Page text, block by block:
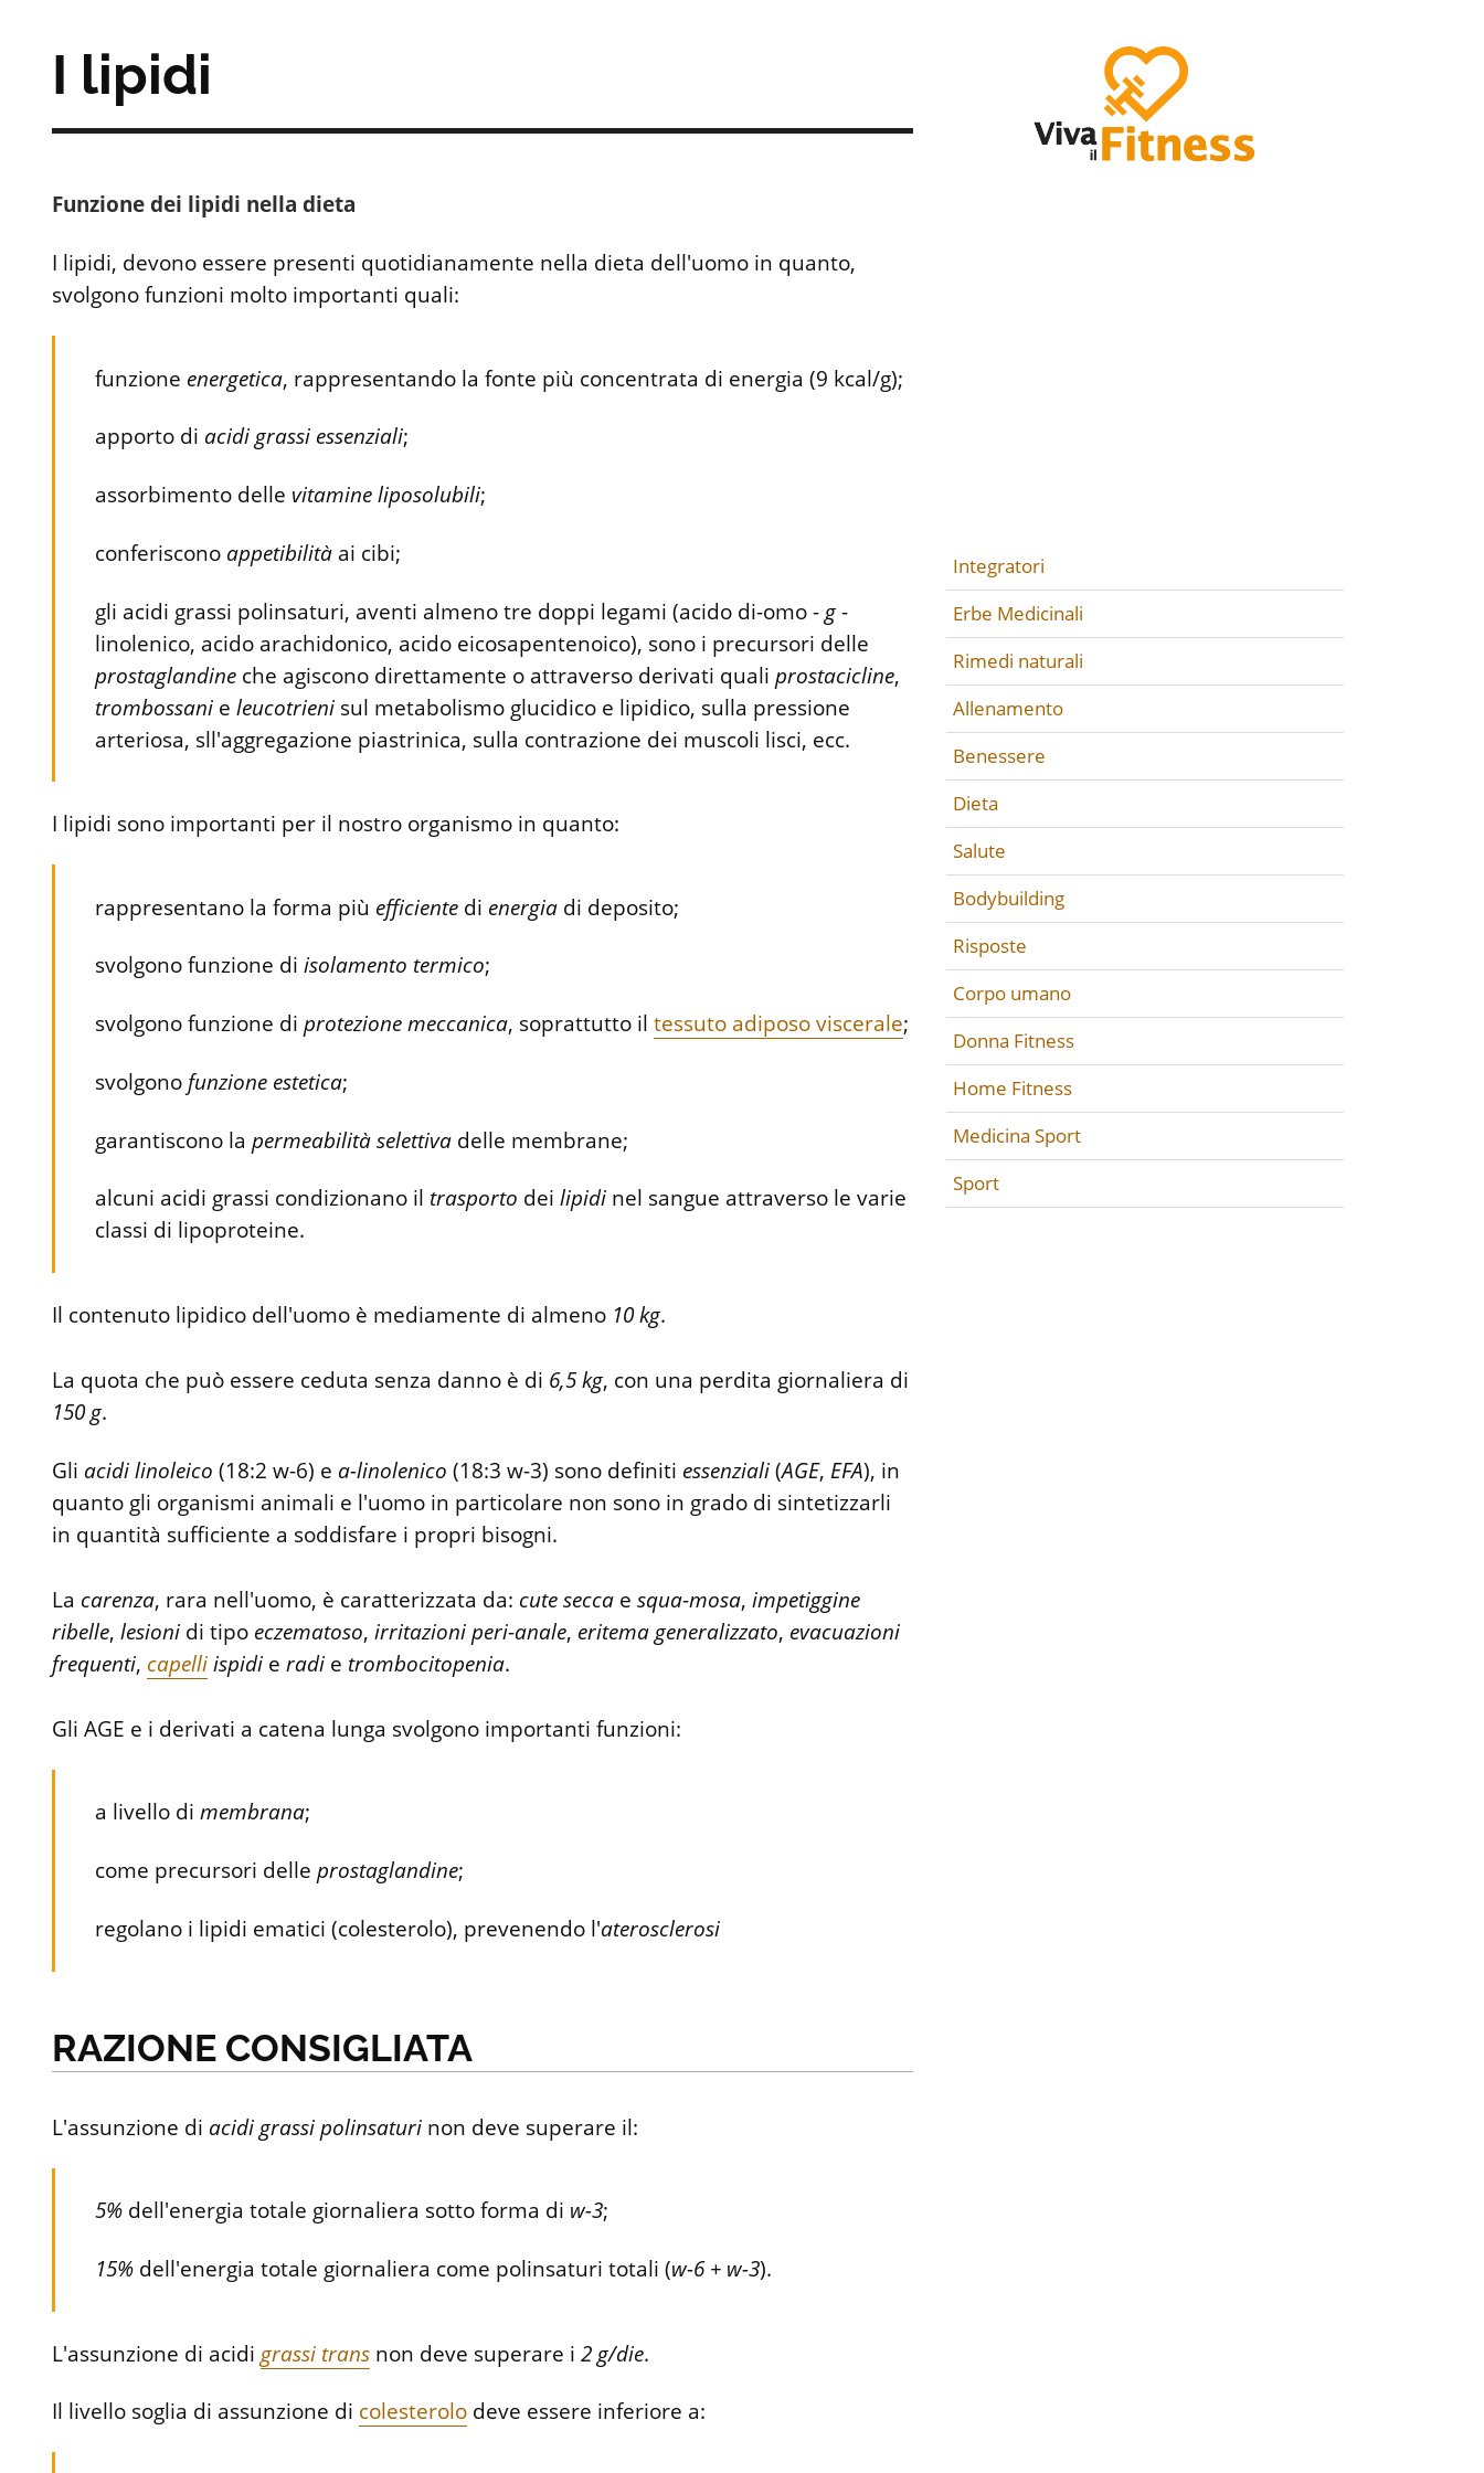
I lipidi
Funzione dei lipidi nella dieta
I lipidi, devono essere presenti quotidianamente nella dieta dell'uomo in quanto,
svolgono funzioni molto importanti quali:
funzione energetica, rappresentando la fonte più concentrata di energia (9 kcal/g);
apporto di acidi grassi essenziali;
assorbimento delle vitamineliposolubili;
conferiscono appetibilità ai cibi;
gli acidi grassi polinsaturi, aventi almeno tre doppi legami (acido di-omo - g-
linolenico, acido arachidonico, acido eicosapentenoico), sono i precursori delle
prostaglandine che agiscono direttamente o attraverso derivati qualiprostacicline,
trombossani eleucotrieni sul metabolismo glucidico e lipidico, sulla pressione
arteriosa, sll'aggregazione piastrinica, sulla contrazione dei muscoli lisci, ecc.
I lipidi sono importanti per il nostro organismo in quanto:
rappresentano la forma più efficiente di energia di deposito;
svolgono funzione diisolamento termico;
svolgono funzione diprotezionemeccanica, soprattutto iltessuto adiposo viscerale;
svolgono funzione estetica;
garantiscono lapermeabilitàselettiva delle membrane;
alcuni acidi grassi condizionano il trasporto deilipidi nel sangue attraverso le varie
classi di lipoproteine.
Il contenuto lipidico dell'uomo è mediamente di almeno 10kg.
La quota che può essere ceduta senza danno è di 6,5 kg, con una perdita giornaliera di
150 g.
Gli acidilinoleico (18:2 w-6) e a-linolenico (18:3 w-3) sono definiti essenziali(AGE,EFA), in
quanto gli organismi animali e l'uomo in particolare non sono in grado di sintetizzarli
in quantità sufficiente a soddisfare i propri bisogni.
La carenza, rara nell'uomo, è caratterizzata da: cutesecca esqua-mosa,impetiggine
ribelle,lesioni di tipo eczematoso,irritazioniperi-anale, eritema generalizzato, evacuazioni
frequenti, capelliispidi eradi e trombocitopenia.
Gli AGE e i derivati a catena lunga svolgono importanti funzioni:
a livello dimembrana;
come precursori delleprostaglandine;
regolano i lipidi ematici (colesterolo), prevenendo l'aterosclerosi
RAZIONE CONSIGLIATA
L'assunzione di acidi grassipolinsaturi non deve superare il:
5% dell'energia totale giornaliera sotto forma di w-3;
15% dell'energia totale giornaliera come polinsaturi totali (w-6 + w-3).
L'assunzione di acidi grassi trans non deve superare i2 g/die.
Il livello soglia di assunzione di colesterolo deve essere inferiore a:
Integratori
Erbe Medicinali
Rimedi naturali
Allenamento
Benessere
Dieta
Salute
Bodybuilding
Risposte
Corpo umano
Donna Fitness
Home Fitness
Medicina Sport
Sport